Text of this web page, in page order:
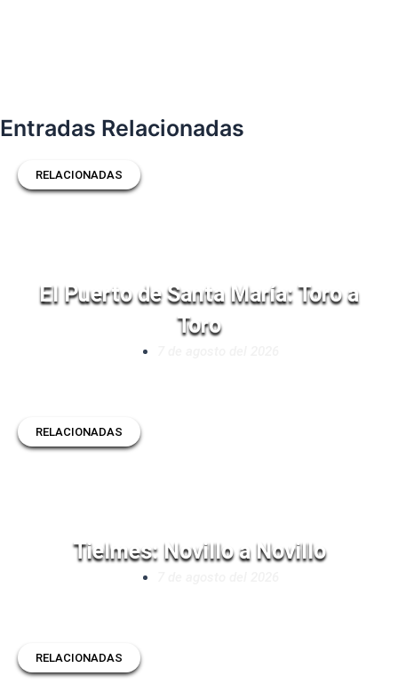
Entradas Relacionadas
RELACIONADAS
El Puerto de Santa María: Toro a
Toro
RELACIONADAS
Tielmes: Novillo a Novillo
RELACIONADAS